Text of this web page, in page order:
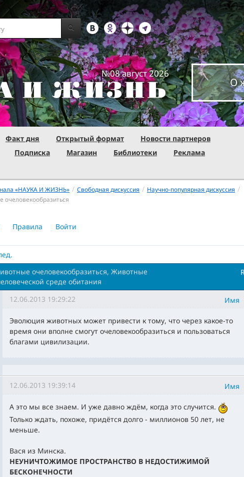
№08 август 2026
О
Факт дня Открытый формат
Новости партнеров
Подписка Магазин Библиотеки
Реклама
«НАУКА И ЖИЗНЬ» / Свободная дискуссия / Научно-популярная дискуссия /
очеловекообразиться
Правила Войти
очеловекообразиться, Животные
среде обитания
Имя
12.06.2013 19:29:22
Эволюция животных может привести к тому, что через какое-то
время они вполне смогут очеловекообразиться и пользоваться
благами цивилизации.
Имя
12.06.2013 19:39:14
А это мы все знаем. И уже давно ждём, когда это случится.
Только ждать, похоже, придётся долго - миллионов 50 лет, не
меньше.
Вася из Минска.
НЕУНИЧТОЖИМОЕ ПРОСТРАНСТВО В НЕДОСТИЖИМОЙ
БЕСКОНЕЧНОСТИ